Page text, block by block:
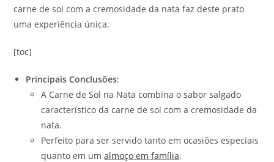
carne de sol com a cremosidade da nata faz deste prato
uma experiência única.
[toc]
Principais Conclusões:
A Carne de Sol na Nata combina o sabor salgado
característico da carne de sol com a cremosidade da
nata.
Perfeito para ser servido tanto em ocasiões especiais
quanto em umalmoço em família.